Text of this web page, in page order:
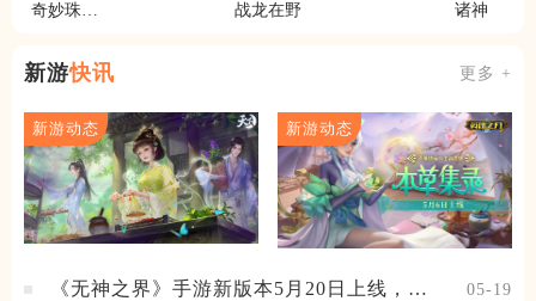
奇妙珠宝
战龙在野 诸神
新游快讯 更多 +
新游动态 新游动态
《无神之界》手游新版本5月20日上线，女
05-19